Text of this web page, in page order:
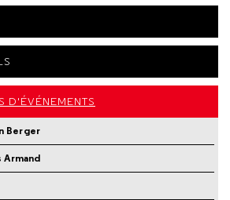
D'ÉVÉNEMENTS
Berger
Armand